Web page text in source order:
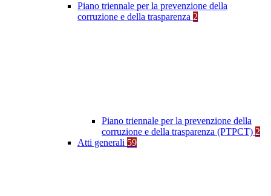
Piano triennale per la prevenzione della
corruzione e della trasparenza 2
Piano triennale per la prevenzione della
corruzione e della trasparenza (PTPCT) 2
Atti generali 59